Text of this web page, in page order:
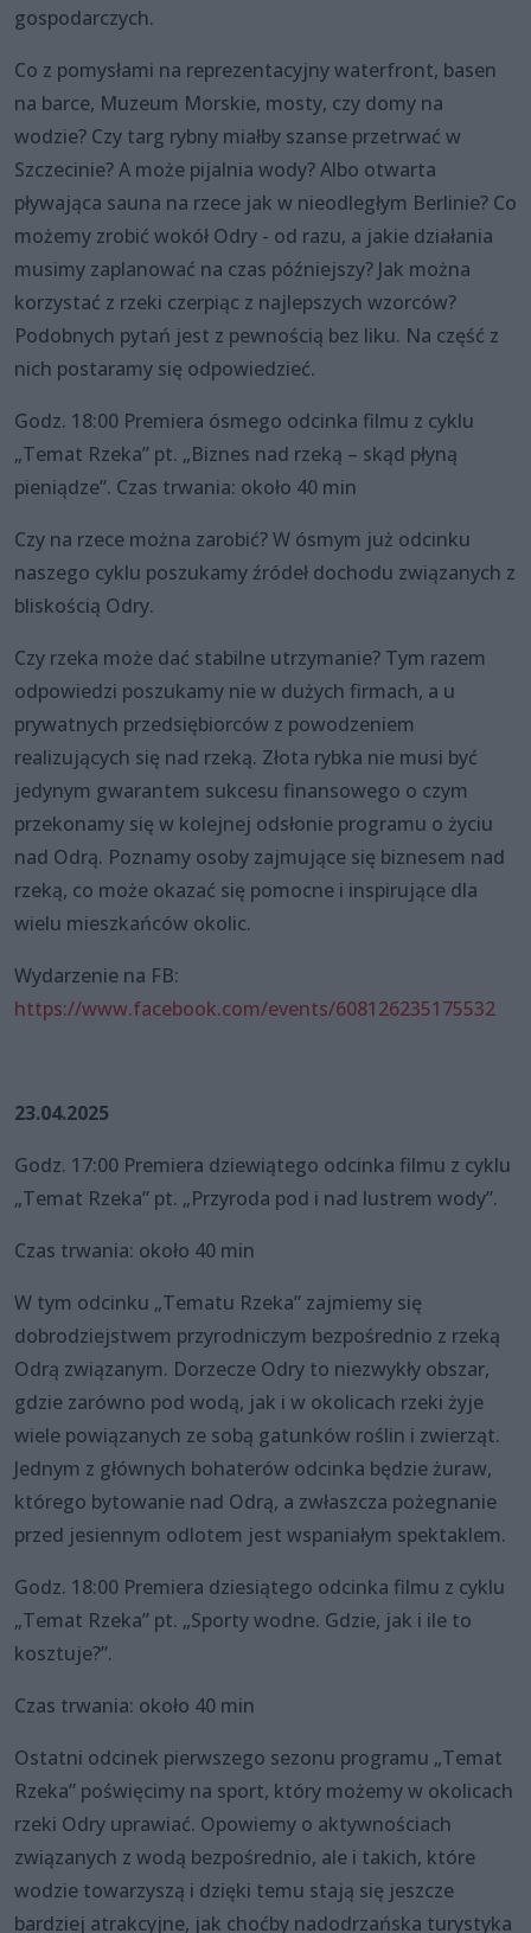
gospodarczych.
Co z pomysłami na reprezentacyjny waterfront, basen
na barce, Muzeum Morskie, mosty, czy domy na
wodzie? Czy targ rybny miałby szanse przetrwać w
Szczecinie? A może pijalnia wody? Albo otwarta
pływająca sauna na rzece jak w nieodległym Berlinie? Co
możemy zrobić wokół Odry - od razu, a jakie działania
musimy zaplanować na czas późniejszy? Jak można
korzystać z rzeki czerpiąc z najlepszych wzorców?
Podobnych pytań jest z pewnością bez liku. Na część z
nich postaramy się odpowiedzieć.
Godz. 18:00 Premiera ósmego odcinka filmu z cyklu
„Temat Rzeka” pt. „Biznes nad rzeką – skąd płyną
pieniądze”. Czas trwania: około 40 min
Czy na rzece można zarobić? W ósmym już odcinku
naszego cyklu poszukamy źródeł dochodu związanych z
bliskością Odry.
Czy rzeka może dać stabilne utrzymanie? Tym razem
odpowiedzi poszukamy nie w dużych firmach, a u
prywatnych przedsiębiorców z powodzeniem
realizujących się nad rzeką. Złota rybka nie musi być
jedynym gwarantem sukcesu finansowego o czym
przekonamy się w kolejnej odsłonie programu o życiu
nad Odrą. Poznamy osoby zajmujące się biznesem nad
rzeką, co może okazać się pomocne i inspirujące dla
wielu mieszkańców okolic.
Wydarzenie na FB:
https://www.facebook.com/events/608126235175532
23.04.2025
Godz. 17:00 Premiera dziewiątego odcinka filmu z cyklu
„Temat Rzeka” pt. „Przyroda pod i nad lustrem wody”.
Czas trwania: około 40 min
W tym odcinku „Tematu Rzeka” zajmiemy się
dobrodziejstwem przyrodniczym bezpośrednio z rzeką
Odrą związanym. Dorzecze Odry to niezwykły obszar,
gdzie zarówno pod wodą, jak i w okolicach rzeki żyje
wiele powiązanych ze sobą gatunków roślin i zwierząt.
Jednym z głównych bohaterów odcinka będzie żuraw,
którego bytowanie nad Odrą, a zwłaszcza pożegnanie
przed jesiennym odlotem jest wspaniałym spektaklem.
Godz. 18:00 Premiera dziesiątego odcinka filmu z cyklu
„Temat Rzeka” pt. „Sporty wodne. Gdzie, jak i ile to
kosztuje?”.
Czas trwania: około 40 min
Ostatni odcinek pierwszego sezonu programu „Temat
Rzeka” poświęcimy na sport, który możemy w okolicach
rzeki Odry uprawiać. Opowiemy o aktywnościach
związanych z wodą bezpośrednio, ale i takich, które
wodzie towarzyszą i dzięki temu stają się jeszcze
bardziej atrakcyjne, jak choćby nadodrzańska turystyka